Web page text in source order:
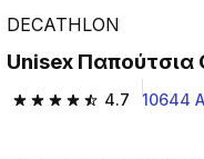
DECATHLON
Unisex
4.7
4.7 out of 5 stars from
10644